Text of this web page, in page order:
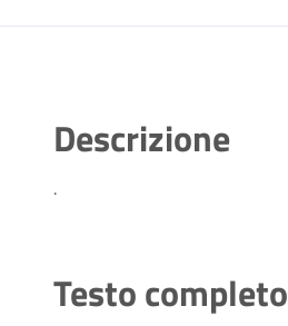
Descrizione
.
Testo completo